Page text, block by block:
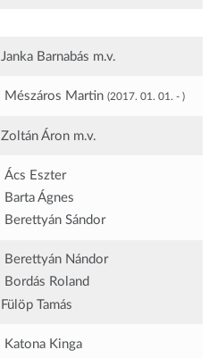
Janka Barnabás m.v.
Mészáros Martin(2017. 01. 01. - )
Zoltán Áron m.v.
Ács Eszter
Barta Ágnes
Berettyán Sándor
Berettyán Nándor
Bordás Roland
Fülöp Tamás
Katona Kinga